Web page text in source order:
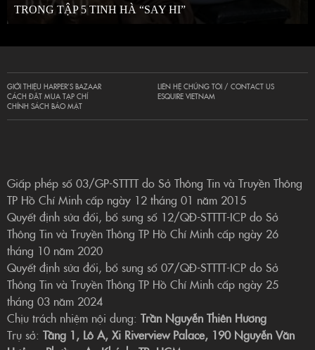
TRONG TẬP 5 TINH HÀ “SAY HI”
GIỚI THIỆU HARPER’S BAZAAR
CÁCH ĐẶT MUA TẠP CHÍ
CHÍNH SÁCH BẢO MẬT
LIÊN HỆ CHÚNG TÔI / CONTACT US
ESQUIRE VIETNAM
Giấp phép số 03/GP-STTTT do Sở Thông Tin và Truyền Thông
TP Hồ Chí Minh cấp ngày 12 tháng 01 năm 2015
Quyết định sửa đổi, bổ sung số 12/QĐ-STTTT-ICP do Sở
Thông Tin và Truyền Thông TP Hồ Chí Minh cấp ngày 26
tháng 10 năm 2020
Quyết định sửa đổi, bổ sung số 07/QĐ-STTTT-ICP do Sở
Thông Tin và Truyền Thông TP Hồ Chí Minh cấp ngày 25
tháng 03 năm 2024
Chịu trách nhiệm nội dung: Trần Nguyễn Thiên Hương
Trụ sở: Tầng 1, Lô A, Xi Riverview Palace, 190 Nguyễn Văn